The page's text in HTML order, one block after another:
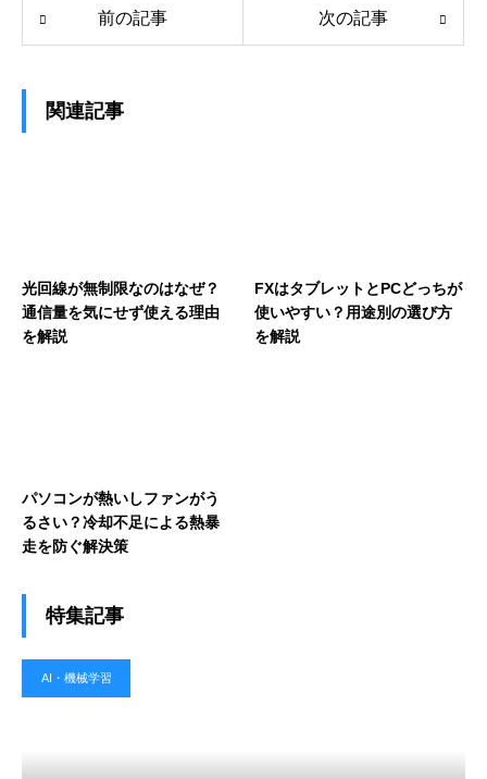
前の記事 次の記事
関連記事
光回線が無制限なのはなぜ？
通信量を気にせず使える理由
を解説
FXはタブレットとPCどっちが
使いやすい？用途別の選び方
を解説
パソコンが熱いしファンがう
るさい？冷却不足による熱暴
走を防ぐ解決策
特集記事
AI・機械学習